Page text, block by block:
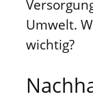
Umwelt.
wichtig?